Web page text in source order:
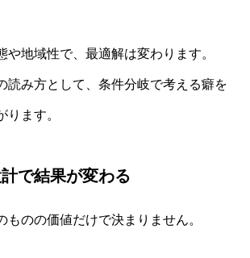
や地域性で、最適解は変わります。
読み方として、条件分岐で考える癖を
ります。
で結果が変わる
ものの価値だけで決まりません。